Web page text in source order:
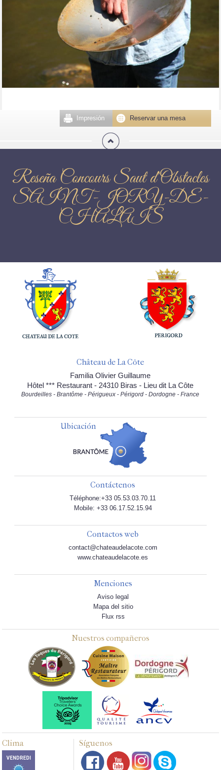
Reservar una mesa
Impresión
Reseña Concours Saut d'Obstacles
SAINT-JORY-DE-
CHALAIS
Château de La Côte
Familia Olivier Guillaume
Hôtel *** Restaurant - 24310 Biras - Lieu dit La Côte
Bourdeilles - Brantôme - Périgueux - Périgord - Dordogne - France
Ubicación
Contáctenos
Téléphone:+33 05.53.03.70.11
Mobile: +33 06.17.52.15.94
Contactos web
contact@chateaudelacote.com
www.chateaudelacote.es
Menciones
Aviso legal
Mapa del sitio
Flux rss
Nuestros compañeros
Clima Síguenos